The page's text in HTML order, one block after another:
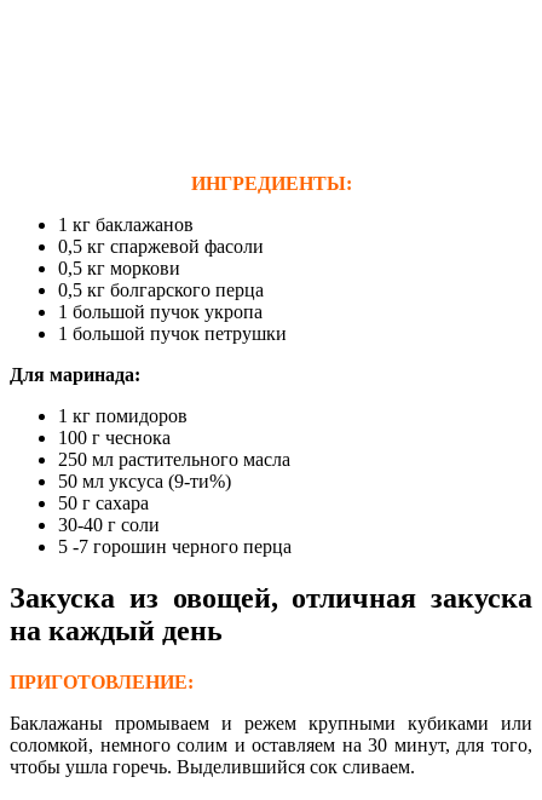
ИНГРЕДИЕНТЫ:
1 кг баклажанов
0,5 кг спаржевой фасоли
0,5 кг моркови
0,5 кг болгарского перца
1 большой пучок укропа
1 большой пучок петрушки
Для маринада:
1 кг помидоров
100 г чеснока
250 мл растительного масла
50 мл уксуса (9-ти%)
50 г сахара
30-40 г соли
5 -7 горошин черного перца
Закуска из овощей, отличная закуска
на каждый день
ПРИГОТОВЛЕНИЕ:
Баклажаны промываем и режем крупными кубиками или
соломкой, немного солим и оставляем на 30 минут, для того,
чтобы ушла горечь. Выделившийся сок сливаем.